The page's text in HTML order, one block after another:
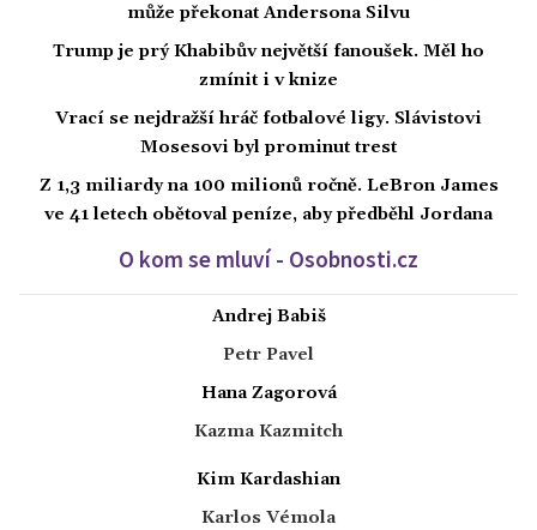
může překonat Andersona Silvu
Trump je prý Khabibův největší fanoušek. Měl ho
zmínit i v knize
Vrací se nejdražší hráč fotbalové ligy. Slávistovi
Mosesovi byl prominut trest
Z 1,3 miliardy na 100 milionů ročně. LeBron James
ve 41 letech obětoval peníze, aby předběhl Jordana
O kom se mluví - Osobnosti.cz
Andrej Babiš
Petr Pavel
Hana Zagorová
Kazma Kazmitch
Kim Kardashian
Karlos Vémola